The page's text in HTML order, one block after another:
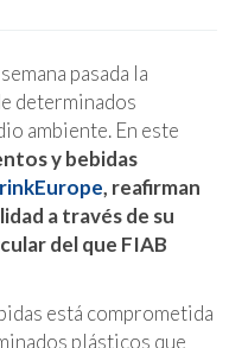
pasada la
determinados
ambiente. En este
y bebidas
, reafirman
a través de su
del que FIAB
está comprometida
plásticos que